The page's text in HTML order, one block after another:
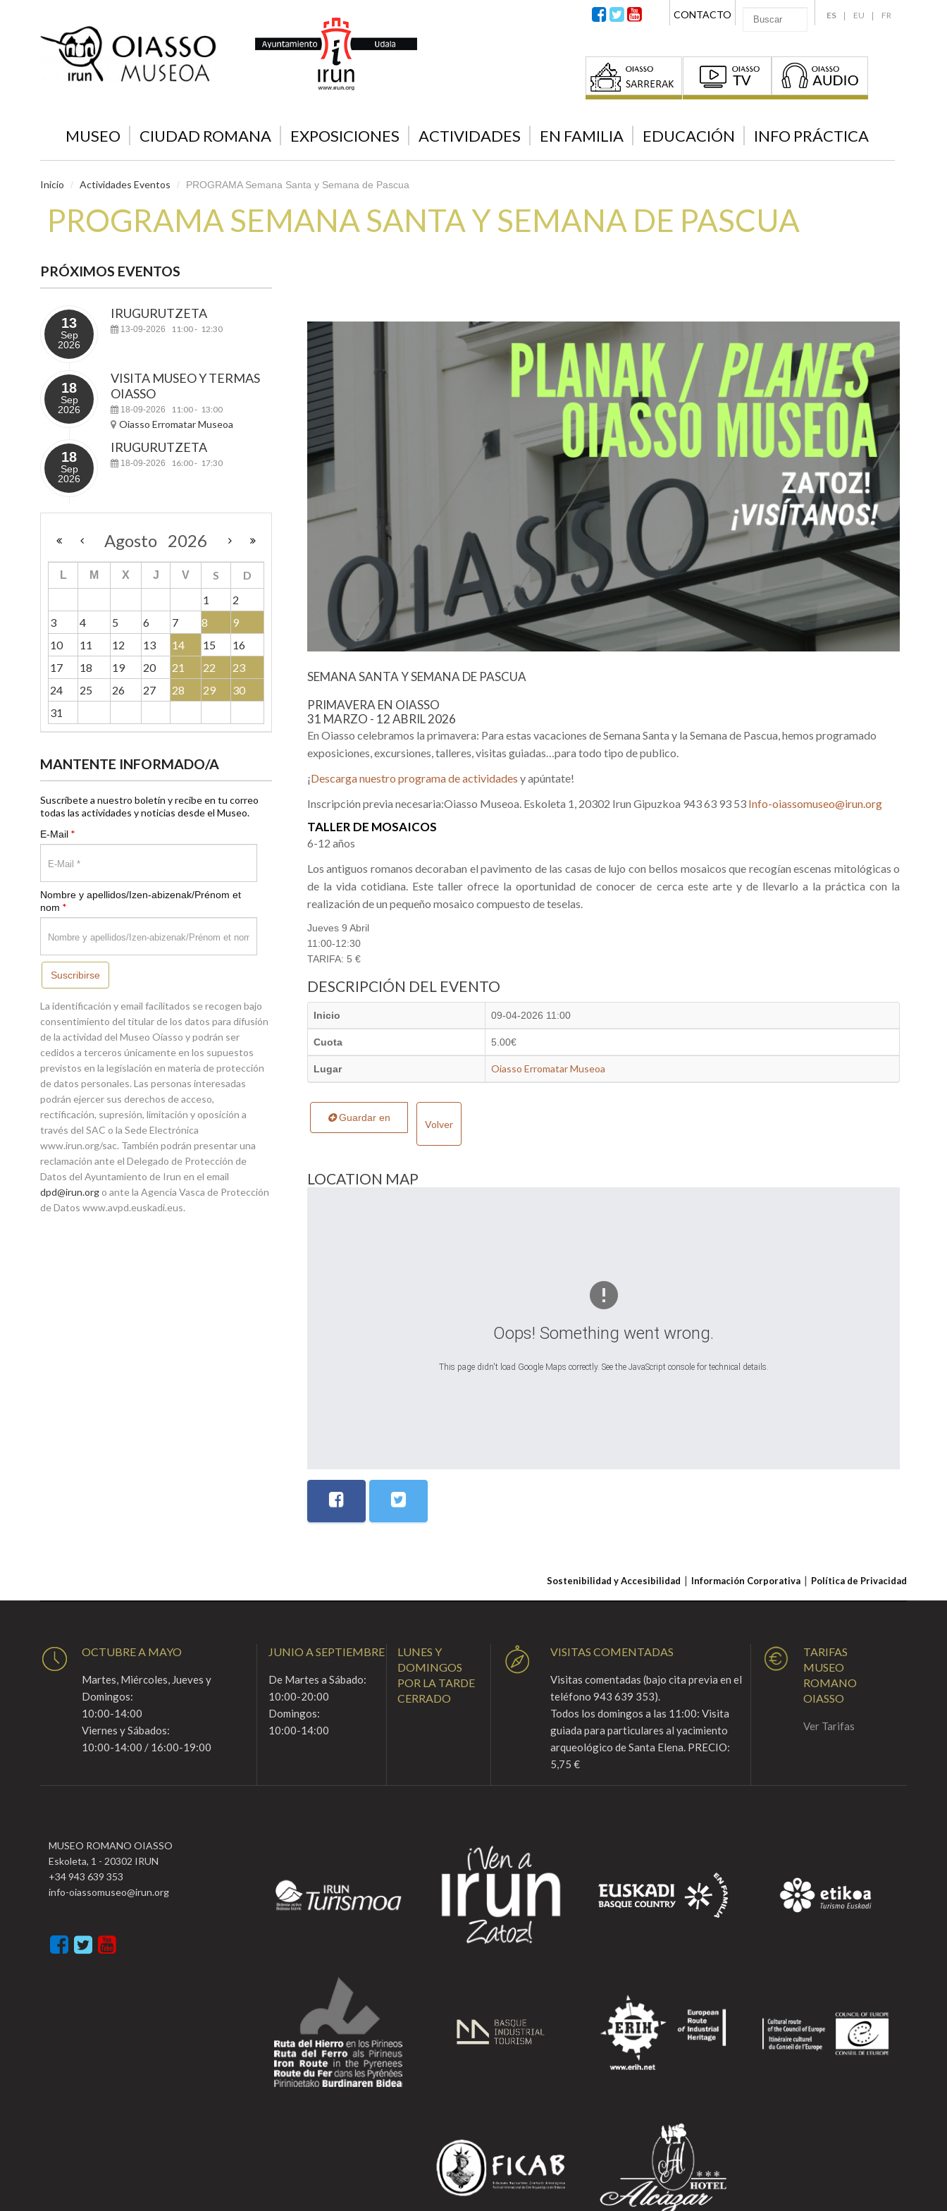
ES EU FR
CONTACTO
MUSEO CIUDAD ROMANA EXPOSICIONES ACTIVIDADES EN FAMILIA EDUCACIÓN INFO PRÁCTICA
Inicio / Actividades Eventos / PROGRAMA Semana Santa y Semana de Pascua
PROGRAMA SEMANA SANTA Y SEMANA DE PASCUA
SEMANA SANTA Y SEMANA DE PASCUA
PRIMAVERA EN OIASSO
31 MARZO - 12 ABRIL 2026
En Oiasso celebramos la primavera: Para estas vacaciones de Semana Santa y la Semana de Pascua, hemos programado
exposiciones, excursiones, talleres, visitas guiadas…para todo tipo de publico.
¡Descarga nuestro programa de actividades y apúntate!
Inscripción previa necesaria:Oiasso Museoa. Eskoleta 1, 20302 Irun Gipuzkoa 943 63 93 53 Info-oiassomuseo@irun.org
TALLER DE MOSAICOS
6-12 años
Los antiguos romanos decoraban el pavimento de las casas de lujo con bellos mosaicos que recogían escenas mitológicas o
de la vida cotidiana. Este taller ofrece la oportunidad de conocer de cerca este arte y de llevarlo a la práctica con la
realización de un pequeño mosaico compuesto de teselas.
Jueves 9 Abril
11:00-12:30
TARIFA: 5 €
DESCRIPCIÓN DEL EVENTO
Inicio 09-04-2026 11:00
Cuota 5.00€
Lugar Oiasso Erromatar Museoa
Guardar en
Volver
LOCATION MAP
Oops! Something went wrong.
This page didn't load Google Maps correctly. See the JavaScript console for technical details.
PRÓXIMOS EVENTOS
13
Sep
2026
IRUGURUTZETA
13-09-2026 11:00- 12:30
18
Sep
2026
VISITA MUSEO Y TERMAS
OIASSO
18-09-2026 11:00- 13:00
Oiasso Erromatar Museoa
18
Sep
2026
IRUGURUTZETA
18-09-2026 16:00- 17:30
Agosto 2026
L M X J V S
D
1
2
3
4 5 6 7 8
9
10
11 12 13 14 15
16
17
18 19 20 21 22
23
24
25 26 27 28 29
30
31
MANTENTE INFORMADO/A
Suscríbete a nuestro boletín y recibe en tu correo
todas las actividades y noticias desde el Museo.
E-Mail *
Nombre y apellidos/Izen-abizenak/Prénom et
nom *
Suscribirse
La identificación y email facilitados se recogen bajo
consentimiento del titular de los datos para difusión
de la actividad del Museo Oiasso y podrán ser
cedidos a terceros únicamente en los supuestos
previstos en la legislación en materia de protección
de datos personales. Las personas interesadas
podrán ejercer sus derechos de acceso,
rectificación, supresión, limitación y oposición a
través del SAC o la Sede Electrónica
www.irun.org/sac. También podrán presentar una
reclamación ante el Delegado de Protección de
Datos del Ayuntamiento de Irun en el email
dpd@irun.org o ante la Agencia Vasca de Protección
de Datos www.avpd.euskadi.eus.
Sostenibilidad y Accesibilidad Información Corporativa Política de Privacidad
OCTUBRE A MAYO
Martes, Miércoles, Jueves y
Domingos:
10:00-14:00
Viernes y Sábados:
10:00-14:00 / 16:00-19:00
JUNIO A SEPTIEMBRE
De Martes a Sábado:
10:00-20:00
Domingos:
10:00-14:00
LUNES Y
DOMINGOS
POR LA TARDE
CERRADO
VISITAS COMENTADAS
Visitas comentadas (bajo cita previa en el
teléfono 943 639 353).
Todos los domingos a las 11:00: Visita
guiada para particulares al yacimiento
arqueológico de Santa Elena. PRECIO:
5,75 €
TARIFAS
MUSEO
ROMANO
OIASSO
Ver Tarifas
MUSEO ROMANO OIASSO
Eskoleta, 1 - 20302 IRUN
+34 943 639 353
info-oiassomuseo@irun.org